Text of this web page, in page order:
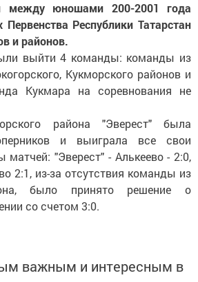
между юношами 200-2001 года
Республики Татарстан
и районов.
выйти 4 команды: команды из
Кукморского районов и
Кукмара на соревнования не
района "Эверест" была
и выиграла все свои
матчей: "Эверест" - Алькеево - 2:0,
2:1, из-за отсутствия команды из
было принято решение о
со счетом 3:0.
важным и интересным в